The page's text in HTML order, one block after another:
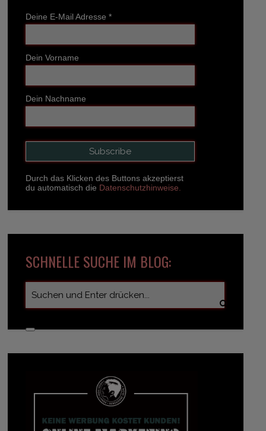
Deine E-Mail Adresse *
Dein Vorname
Dein Nachname
Durch das Klicken des Buttons akzeptierst
du automatisch die Datenschutzhinweise.
SCHNELLE SUCHE IM BLOG: